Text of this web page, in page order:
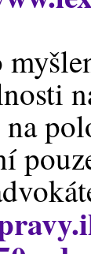
na